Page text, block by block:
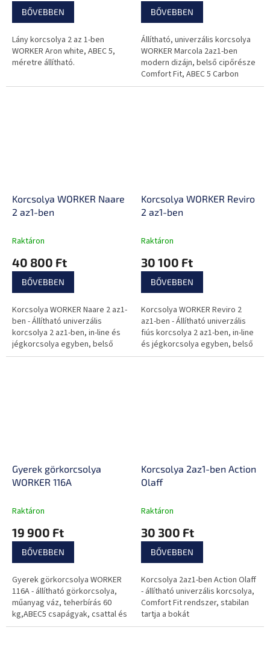
BŐVEBBEN
Lány korcsolya 2 az 1-ben
WORKER Aron white, ABEC 5,
méretre állítható.
BŐVEBBEN
Állítható, univerzális korcsolya
WORKER Marcola 2az1-ben
modern dizájn, belső cipőrésze
Comfort Fit, ABEC 5 Carbon
csapágyak.
Korcsolya WORKER Naare
2 az1-ben
Raktáron
40 800 Ft
BŐVEBBEN
Korcsolya WORKER Naare 2 az1-
ben - Állítható univerzális
korcsolya 2 az1-ben, in-line és
jégkorcsolya egyben, belső
bélés, levehető fék, gyors
Korcsolya WORKER Reviro
2 az1-ben
Raktáron
30 100 Ft
BŐVEBBEN
Korcsolya WORKER Reviro 2
az1-ben - Állítható univerzális
fiús korcsolya 2 az1-ben, in-line
és jégkorcsolya egyben, belső
bélés, levehető fék, gyors
Gyerek görkorcsolya
WORKER 116A
Raktáron
19 900 Ft
BŐVEBBEN
Gyerek görkorcsolya WORKER
116A - állítható görkorcsolya,
műanyag váz, teherbírás 60
kg,ABEC5 csapágyak, csattal és
fűzővel rögzíthető
Korcsolya 2az1-ben Action
Olaff
Raktáron
30 300 Ft
BŐVEBBEN
Korcsolya 2az1-ben Action Olaff
- állítható univerzális korcsolya,
Comfort Fit rendszer, stabilan
tartja a bokát